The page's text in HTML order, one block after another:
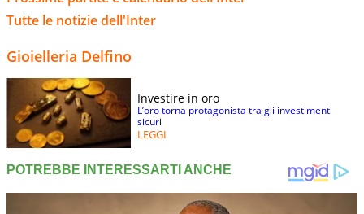
Tutte le notizie dell'Inter
Gioielleria Delfino
Investire in oro
L’oro torna protagonista tra gli investimenti
sicuri
LEGGI